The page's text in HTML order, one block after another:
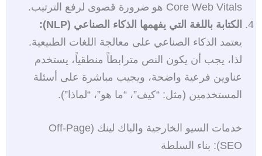
Core Web Vitals هو ضرورة قصوى لرفع الترتيب.
الكتابة باللغة التي يفهمها الذكاء الصناعي (NLP):
يعتمد الذكاء الصناعي على معالجة اللغات الطبيعية.
لذا، يجب أن يكون النص مترابطاً منطقياً، يستخدم
عناوين فرعية واضحة، ويجيب مباشرة على أسئلة
المستخدمين (مثل: “كيف”، “ما هو”، “لماذا”).
خدمات السيو الخارجية والباك لينك (Off-Page
SEO): بناء السلطة